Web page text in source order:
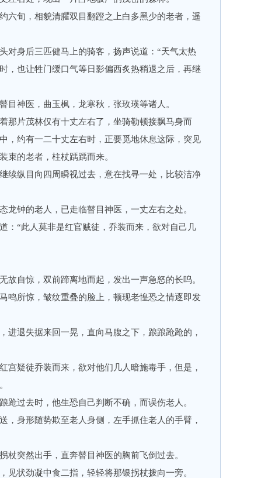
旬，相貌清臞双目翻蹬之上白多黑少的老者，遥
身后三匹健马上的骑客，扬声说道：“天气太热
，也让牲门缓口气等日影偏西炙热稍退之后，再继
神医，曲玉枫，龙寒秋，张玫瑛等诸人。
片茂林仅有十丈左右了，坐骑勒顿接飘马身而
，约有一二十丈左右时，正要觅地休息这际，突见
束的老者，柱杖踽踽而来。
纵目向四周瞬视过去，意在找寻一处，比较洁净
钟的老人，已走临瞽目神医，一丈左右之处。
“此人莫非是红官贼徒，乔装而来，欲对自己几
自惊，双前蹄离地而起，发出一声急怒的长呜。
所惊，皱纹重叠的脸上，顿现老惶恐之情逐即发
退失据来回一晃，直向马腹之下，踉踉跄跄的，
疑徒乔装而来，欲对他们几人暗施毒手，但是，
过去时，他生恐自己判断不确，而误伤老人。
身形随势欺至老人身侧，左手抓住老人的手臂，
突然出手，直奔瞽目神医的胸前飞倒过去。
状劲凝中食二指，轻轻将那银拐杖拨向一旁。